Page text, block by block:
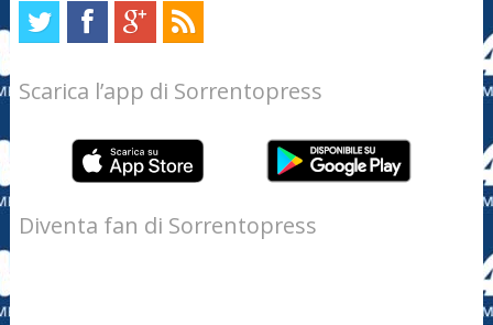
Scarica l’app di Sorrentopress
Diventa fan di Sorrentopress